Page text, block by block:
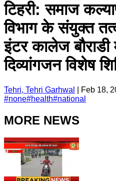
टिहरी: समाज
विभाग के संयुक्त
इंटर कालेज
दिव्यांगजन विशेष
Tehri, Tehri Garhwal
Feb 18,
#none#health#national
MORE NEWS